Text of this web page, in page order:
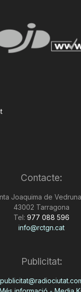
Contacte:
Joaquima de
43002 Tarragona
Tel: 977 088 596
info@rctgn.cat
Publicitat: